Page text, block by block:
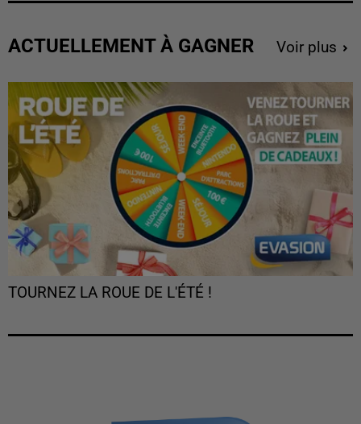
ACTUELLEMENT À GAGNER Voir plus
TOURNEZ LA ROUE DE L'ÉTÉ !